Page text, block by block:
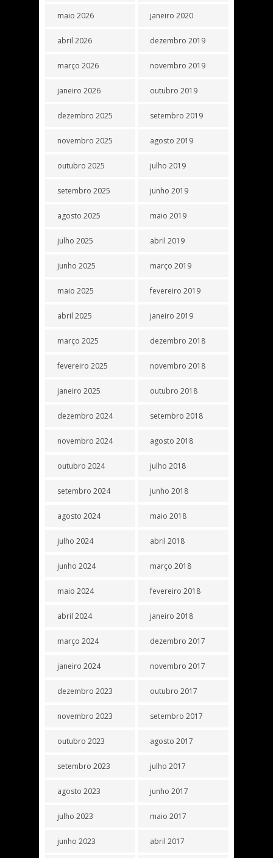
maio 2026
abril 2026
março 2026
janeiro 2026
dezembro 2025
novembro 2025
outubro 2025
setembro 2025
agosto 2025
julho 2025
junho 2025
maio 2025
abril 2025
março 2025
fevereiro 2025
janeiro 2025
dezembro 2024
novembro 2024
outubro 2024
setembro 2024
agosto 2024
julho 2024
junho 2024
maio 2024
abril 2024
março 2024
janeiro 2024
dezembro 2023
novembro 2023
outubro 2023
setembro 2023
agosto 2023
julho 2023
junho 2023
janeiro 2020
dezembro 2019
novembro 2019
outubro 2019
setembro 2019
agosto 2019
julho 2019
junho 2019
maio 2019
abril 2019
março 2019
fevereiro 2019
janeiro 2019
dezembro 2018
novembro 2018
outubro 2018
setembro 2018
agosto 2018
julho 2018
junho 2018
maio 2018
abril 2018
março 2018
fevereiro 2018
janeiro 2018
dezembro 2017
novembro 2017
outubro 2017
setembro 2017
agosto 2017
julho 2017
junho 2017
maio 2017
abril 2017